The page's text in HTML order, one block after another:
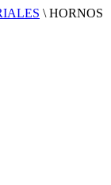
\ HORNOS